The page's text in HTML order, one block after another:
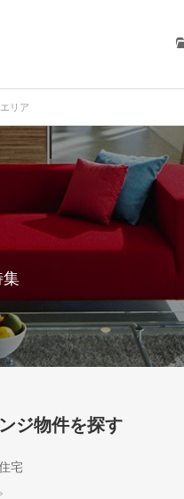
リア
集
ジ物件を探す
宅